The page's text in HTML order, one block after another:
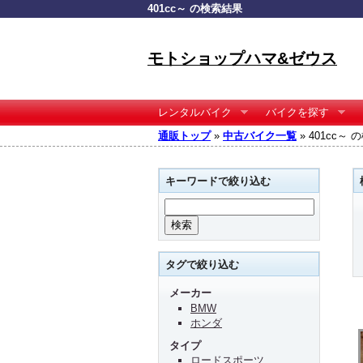
401cc～ の検索結果
モトショップハマ&ゼウス
レンタルバイク
バイクを探す
通販トップ» 中古バイク一覧 » 401cc～
キーワードで絞り込む
タグで絞り込む
メーカー
BMW
ホンダ
タイプ
ロードスポーツ